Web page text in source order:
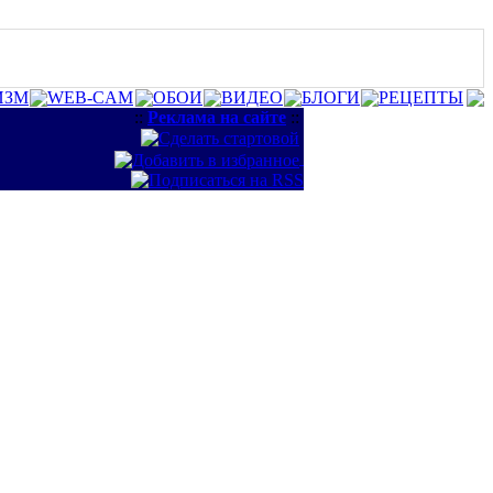
WEB-CAM ОБОИ ВИДЕО БЛОГИ
РЕЦЕПТЫ
:: Реклама на сайте ::